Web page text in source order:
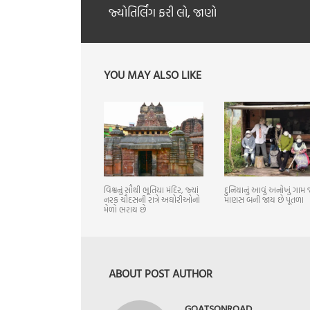
જ્યોતિર્લિંગ ફરી લો, જાણો
YOU MAY ALSO LIKE
વિશ્વનું સૌથી ભૂતિયા મંદિર, જ્યાં
નરક ચૌદસની રાત્રે અઘોરીઓનો
મેળો ભરાય છે
દુનિયાનું આવું અનોખું ગામ
માણસ બની જાય છે પૂતળા
ABOUT POST AUTHOR